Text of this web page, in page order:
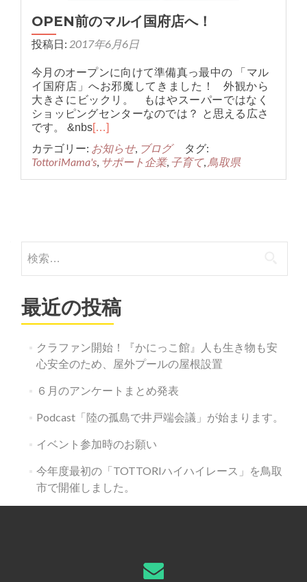
OPEN前のマルイ国府店へ！
投稿日: 2017年6月6日
今月のオープンに向けて準備真っ最中の 「マル
イ国府店」へお邪魔してきました！ 外観から
大きさにビックリ。 もはやスーパーではなく
ショッピングセンターなのでは？ と思える広さ
です。 &nbs[…]
カテゴリー: お知らせ, ブログ
タグ:
TottoriMama's, サポート企業, 子育て, 鳥取県
稿
ナ
ビ
ゲ
ー
シ
索:
最近の投稿
クラファン開始！『かにっこ館』人も生き物も安
心安全のため、屋外プールの屋根設置
６月のアンケートまとめ発表
Podcast「陸の孤島で井戸端会議」が始まります。
イベント参加時のお願い
今年度最初の「TOTTORIハイハイレース」を鳥取
市で開催しました。